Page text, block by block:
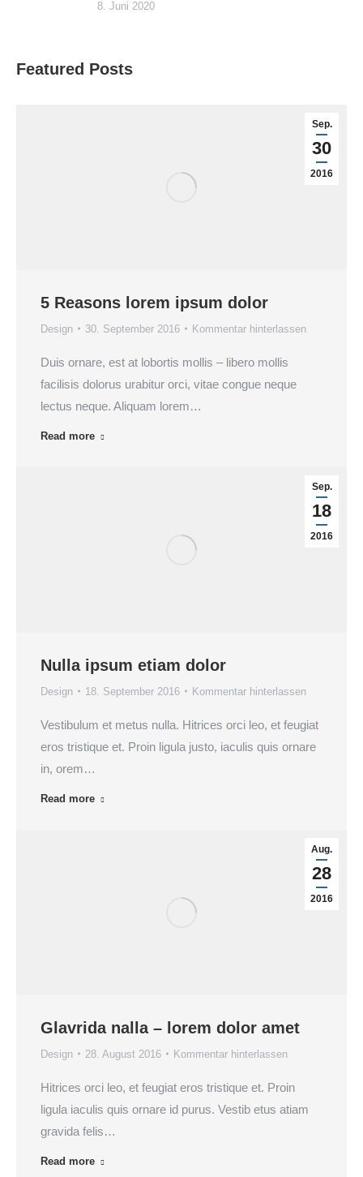
8. Juni 2020
Featured Posts
Sep.
30
2016
5 Reasons lorem ipsum dolor
Design 30. September 2016 Kommentar hinterlassen
Duis ornare, est at lobortis mollis – libero mollis
facilisis dolorus urabitur orci, vitae congue neque
lectus neque. Aliquam lorem…
Read more
Sep.
18
2016
Nulla ipsum etiam dolor
Design 18. September 2016 Kommentar hinterlassen
Vestibulum et metus nulla. Hitrices orci leo, et feugiat
eros tristique et. Proin ligula justo, iaculis quis ornare
in, orem…
Read more
Aug.
28
2016
Glavrida nalla – lorem dolor amet
Design 28. August 2016 Kommentar hinterlassen
Hitrices orci leo, et feugiat eros tristique et. Proin
ligula iaculis quis ornare id purus. Vestib etus atiam
gravida felis…
Read more